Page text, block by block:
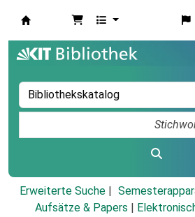
Erweiterte Suche
Aufsätze & Papers